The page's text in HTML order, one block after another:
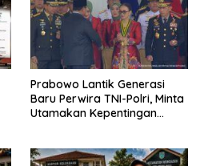
Prabowo Lantik Generasi
Baru Perwira TNI-Polri, Minta
Utamakan Kepentingan